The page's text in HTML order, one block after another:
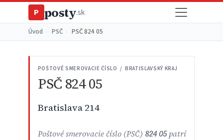
P posty.sk
Úvod PSČ PSČ 824 05
POŠTOVÉ SMEROVACIE ČÍSLO / BRATISLAVSKÝ KRAJ
PSČ 824 05
Bratislava 214
Poštové smerovacie číslo (PSČ) 824 05patrí